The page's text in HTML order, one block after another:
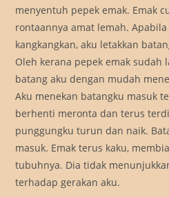
menyentuh pepek emak. Emak
rontaannya amat lemah.
kangkangkan, aku letakkan
Oleh kerana pepek emak sudah
batang aku dengan mudah
Aku menekan batangku masuk
berhenti meronta dan terus
punggungku turun dan naik.
masuk. Emak terus kaku,
tubuhnya. Dia tidak
terhadap gerakan aku.